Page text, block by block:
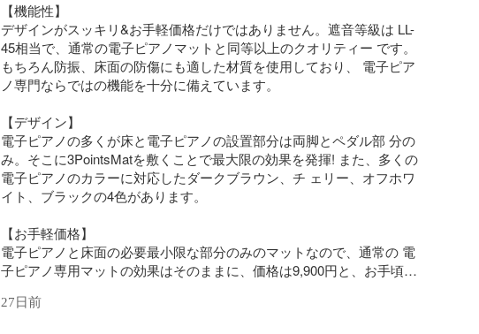
【機能性】
デザインがスッキリ&お手軽価格だけではありません。遮音等級は LL-
45相当で、通常の電子ピアノマットと同等以上のクオリティー です。
もちろん防振、床面の防傷にも適した材質を使用しており、 電子ピア
ノ専門ならではの機能を十分に備えています。
【デザイン】
電子ピアノの多くが床と電子ピアノの設置部分は両脚とペダル部 分の
み。そこに3PointsMatを敷くことで最大限の効果を発揮! また、多くの
電子ピアノのカラーに対応したダークブラウン、チ ェリー、オフホワ
イト、ブラックの4色があります。
【お手軽価格】
電子ピアノと床面の必要最小限な部分のみのマットなので、通常の 電
子ピアノ専用マットの効果はそのままに、価格は9,900円と、お手頃な
27日前